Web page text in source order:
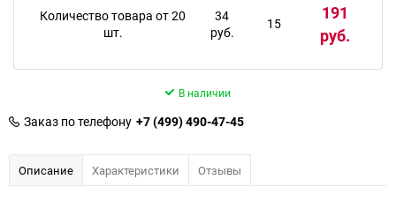
Количество товара от 20
шт.
34
руб.
15
191
руб.
В наличии
Заказ по телефону +7 (499) 490-47-45
Описание Характеристики Отзывы